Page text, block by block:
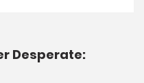
Desperate: